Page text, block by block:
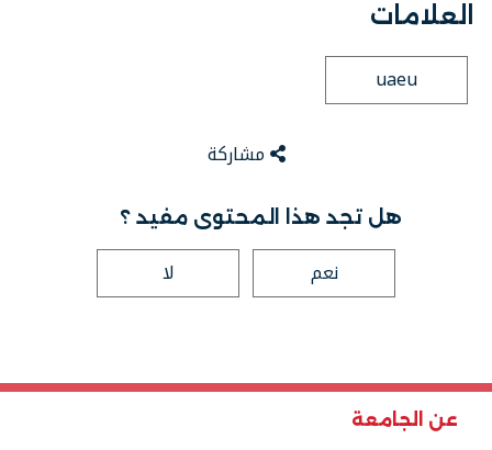
العلامات
uaeu
مشاركة
هل تجد هذا المحتوى مفيد ؟
نعم لا
عن الجامعة